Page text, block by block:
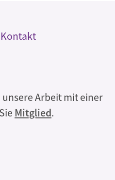
Arbeit mit einer
Mitglied.